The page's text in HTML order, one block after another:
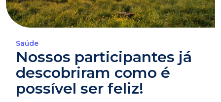
Saúde
Nossos participantes já
descobriram como é
possível ser feliz!